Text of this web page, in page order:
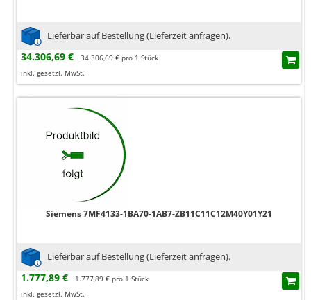
Lieferbar auf Bestellung (Lieferzeit anfragen).
34.306,69 €
34.306,69 € pro 1 Stück
inkl. gesetzl. MwSt.
Siemens 7MF4133-1BA70-1AB7-ZB11C11C12M40Y01Y21
Lieferbar auf Bestellung (Lieferzeit anfragen).
1.777,89 €
1.777,89 € pro 1 Stück
inkl. gesetzl. MwSt.